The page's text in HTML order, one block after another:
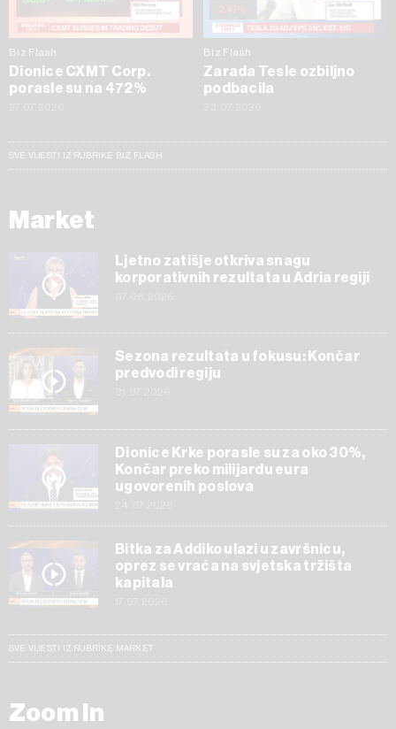
Biz Flash
Dionice CXMT Corp.
porasle su na 472%
Biz Flash
Zarada Tesle ozbiljno
podbacila
SVE VIJESTI IZ RUBRIKE BIZ FLASH
Market
Ljetno zatišje otkriva snagu
korporativnih rezultata u Adria regiji
Sezona rezultata u fokusu: Končar
predvodi regiju
Dionice Krke porasle su za oko 30%,
Končar preko milijardu eura
ugovorenih poslova
Bitka za Addiko ulazi u završnicu,
oprez se vraća na svjetska tržišta
kapitala
SVE VIJESTI IZ RUBRIKE MARKET
Zoom In